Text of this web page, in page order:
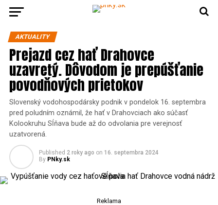
AKTUALITY
Prejazd cez hať Drahovce
uzavretý. Dôvodom je prepúšťanie
povodňových prietokov
Slovenský vodohospodársky podnik v pondelok 16. septembra
pred poludním oznámil, že hať v Drahovciach ako súčasť
Kolookruhu Sĺňava bude až do odvolania pre verejnosť
uzatvorená.
Published 2 roky ago on 16. septembra 2024
By PNky.sk
Reklama